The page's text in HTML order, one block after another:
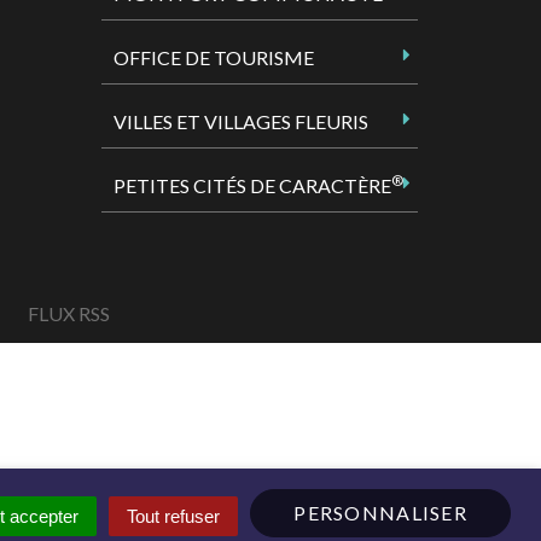
accepter Tout refuser PERSONNALISER
OFFICE DE TOURISME
VILLES ET VILLAGES FLEURIS
PETITES CITÉS DE CARACTÈRE®
FLUX RSS